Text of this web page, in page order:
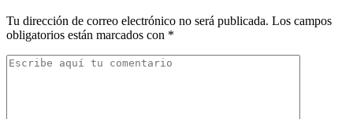
Tu dirección de correo electrónico no será publicada. Los campos
obligatorios están marcados con *